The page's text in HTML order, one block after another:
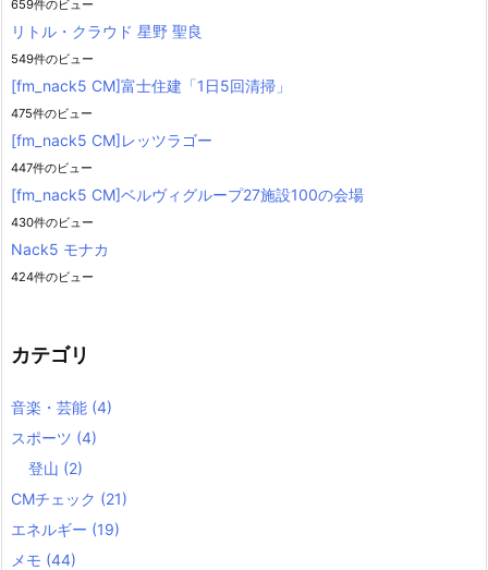
659件のビュー
リトル・クラウド 星野 聖良
549件のビュー
[fm_nack5 CM]富士住建「1日5回清掃」
475件のビュー
[fm_nack5 CM]レッツラゴー
447件のビュー
[fm_nack5 CM]ベルヴィグループ27施設100の会場
430件のビュー
Nack5 モナカ
424件のビュー
カテゴリ
音楽・芸能 (4)
スポーツ (4)
登山 (2)
CMチェック (21)
エネルギー (19)
メモ (44)